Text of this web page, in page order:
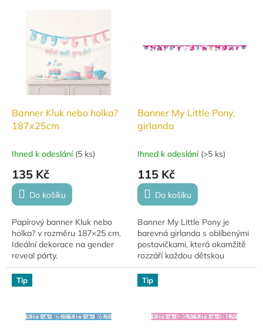
Banner Kluk nebo holka?
187x25cm
Ihned k odeslání (5 ks)
135 Kč
Do košíku
Papírový banner Kluk nebo
holka? v rozměru 187×25 cm.
Ideální dekorace na gender
reveal párty.
Banner My Little Pony,
girlanda
Ihned k odeslání (>5 ks)
115 Kč
Do košíku
Banner My Little Pony je
barevná girlanda s oblíbenými
postavičkami, která okamžitě
rozzáří každou dětskou
oslavu. Skvělá dekorace na
narozeniny, tématické párty i
dětské setkání.
Tip Tip